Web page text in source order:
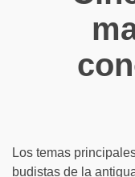
Los temas
budistas de la